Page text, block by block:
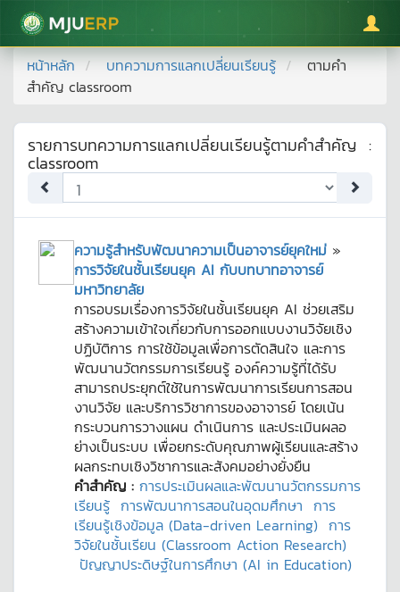
มหาวิทยาลัยแม่โจ้
หน้าหลัก บทความการแลกเปลี่ยนเรียนรู้
ตามคำ
สำคัญ classroom
รายการบทความการแลกเปลี่ยนเรียนรู้ตามคำสำคัญ :
classroom
ความรู้สำหรับพัฒนาความเป็นอาจารย์ยุคใหม่ »
การวิจัยในชั้นเรียนยุค AI กับบทบาทอาจารย์
มหาวิทยาลัย
การอบรมเรื่องการวิจัยในชั้นเรียนยุค AI ช่วยเสริม
สร้างความเข้าใจเกี่ยวกับการออกแบบงานวิจัยเชิง
ปฏิบัติการ การใช้ข้อมูลเพื่อการตัดสินใจ และการ
พัฒนานวัตกรรมการเรียนรู้ องค์ความรู้ที่ได้รับ
สามารถประยุกต์ใช้ในการพัฒนาการเรียนการสอน
งานวิจัย และบริการวิชาการของอาจารย์ โดยเน้น
กระบวนการวางแผน ดำเนินการ และประเมินผลอ
ย่างเป็นระบบ เพื่อยกระดับคุณภาพผู้เรียนและสร้าง
ผลกระทบเชิงวิชาการและสังคมอย่างยั่งยืน
คำสำคัญ : การประเมินผลและพัฒนานวัตกรรมการ
เรียนรู้ การพัฒนาการสอนในอุดมศึกษา การ
เรียนรู้เชิงข้อมูล (Data-driven Learning) การ
วิจัยในชั้นเรียน (Classroom Action Research)
ปัญญาประดิษฐ์ในการศึกษา (AI in Education)